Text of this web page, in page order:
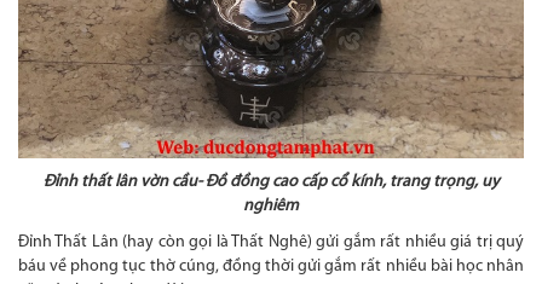
Đỉnh thất lân vờn cầu- Đồ đồng cao cấp cổ kính, trang trọng, uy
nghiêm
Đỉnh Thất Lân (hay còn gọi là Thất Nghê) gửi gắm rất nhiều giá trị quý
báu về phong tục thờ cúng, đồng thời gửi gắm rất nhiều bài học nhân